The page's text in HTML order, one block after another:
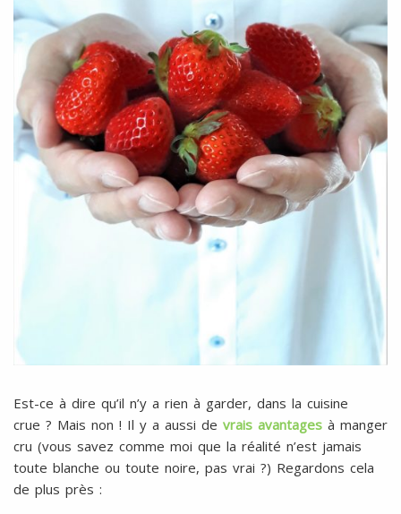
Est-ce à dire qu’il n’y a rien à garder, dans la cuisine
crue ? Mais non ! Il y a aussi de vrais avantages à manger
cru (vous savez comme moi que la réalité n’est jamais
toute blanche ou toute noire, pas vrai ?) Regardons cela
de plus près :